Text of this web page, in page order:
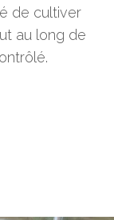
de cultiver
au long de